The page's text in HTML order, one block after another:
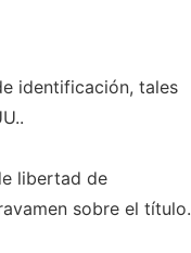
identificación, tales
libertad de
sobre el título.